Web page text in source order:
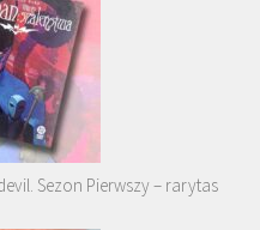
Sezon Pierwszy – rarytas